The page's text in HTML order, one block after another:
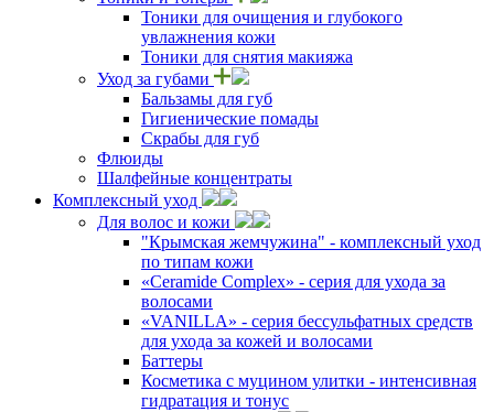
Тоники для очищения и глубокого
увлажнения кожи
Тоники для снятия макияжа
Уход за губами
Бальзамы для губ
Гигиенические помады
Скрабы для губ
Флюиды
Шалфейные концентраты
Комплексный уход
Для волос и кожи
"Крымская жемчужина" - комплексный уход
по типам кожи
«Ceramide Complex» - серия для ухода за
волосами
«VANILLA» - серия бессульфатных средств
для ухода за кожей и волосами
Баттеры
Косметика с муцином улитки - интенсивная
гидратация и тонус